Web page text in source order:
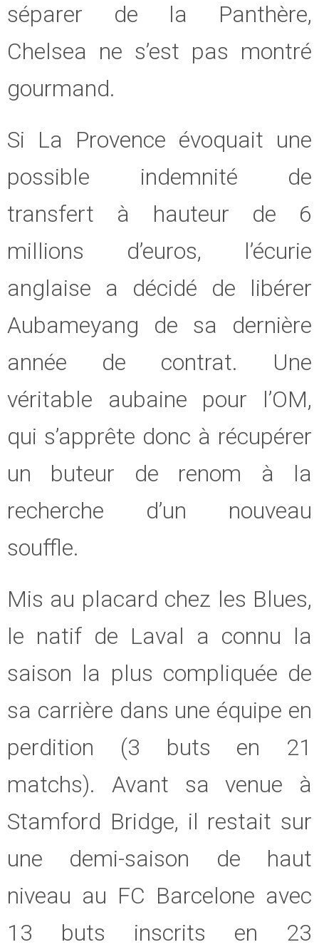
séparer de la Panthère,
Chelsea ne s’est pas montré
gourmand.
Si La Provence évoquait une
possible indemnité de
transfert à hauteur de 6
millions d’euros, l’écurie
anglaise a décidé de libérer
Aubameyang de sa dernière
année de contrat. Une
véritable aubaine pour l’OM,
qui s’apprête donc à récupérer
un buteur de renom à la
recherche d’un nouveau
souffle.
Mis au placard chez les Blues,
le natif de Laval a connu la
saison la plus compliquée de
sa carrière dans une équipe en
perdition (3 buts en 21
matchs). Avant sa venue à
Stamford Bridge, il restait sur
une demi-saison de haut
niveau au FC Barcelone avec
13 buts inscrits en 23